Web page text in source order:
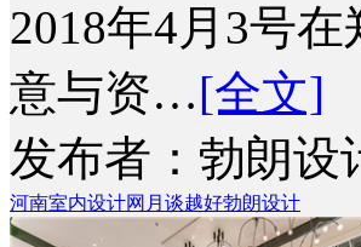
2018年4月3号
意与资…[全文]
发布者：勃朗设
河南室内设计网 月谈越好勃朗设计